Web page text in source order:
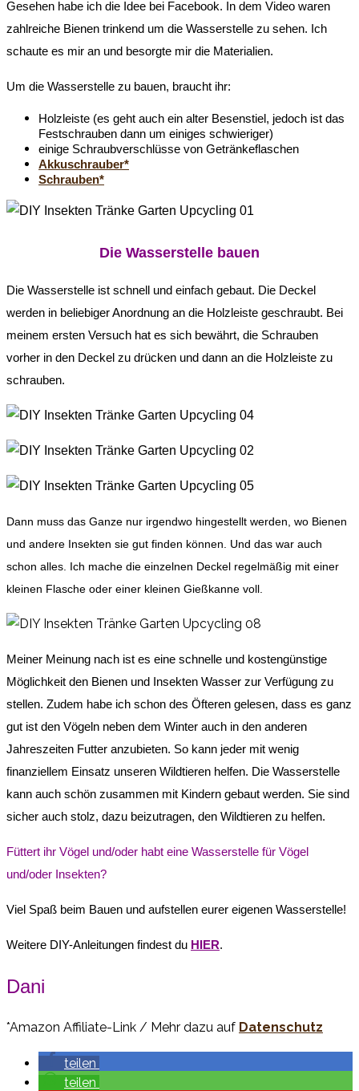
Gesehen habe ich die Idee bei Facebook. In dem Video waren
zahlreiche Bienen trinkend um die Wasserstelle zu sehen. Ich
schaute es mir an und besorgte mir die Materialien.
Um die Wasserstelle zu bauen, braucht ihr:
Holzleiste (es geht auch ein alter Besenstiel, jedoch ist das
Festschrauben dann um einiges schwieriger)
einige Schraubverschlüsse von Getränkeflaschen
Akkuschrauber*
Schrauben*
Die Wasserstelle bauen
Die Wasserstelle ist schnell und einfach gebaut. Die Deckel
werden in beliebiger Anordnung an die Holzleiste geschraubt. Bei
meinem ersten Versuch hat es sich bewährt, die Schrauben
vorher in den Deckel zu drücken und dann an die Holzleiste zu
schrauben.
Dann muss das Ganze nur irgendwo hingestellt werden, wo Bienen
und andere Insekten sie gut finden können. Und das war auch
schon alles. Ich mache die einzelnen Deckel regelmäßig mit einer
kleinen Flasche oder einer kleinen Gießkanne voll.
Meiner Meinung nach ist es eine schnelle und kostengünstige
Möglichkeit den Bienen und Insekten Wasser zur Verfügung zu
stellen. Zudem habe ich schon des Öfteren gelesen, dass es ganz
gut ist den Vögeln neben dem Winter auch in den anderen
Jahreszeiten Futter anzubieten. So kann jeder mit wenig
finanziellem Einsatz unseren Wildtieren helfen. Die Wasserstelle
kann auch schön zusammen mit Kindern gebaut werden. Sie sind
sicher auch stolz, dazu beizutragen, den Wildtieren zu helfen.
Füttert ihr Vögel und/oder habt eine Wasserstelle für Vögel
und/oder Insekten?
Viel Spaß beim Bauen und aufstellen eurer eigenen Wasserstelle!
Weitere DIY-Anleitungen findest du HIER.
Dani
*Amazon Affiliate-Link / Mehr dazu auf Datenschutz
teilen
teilen